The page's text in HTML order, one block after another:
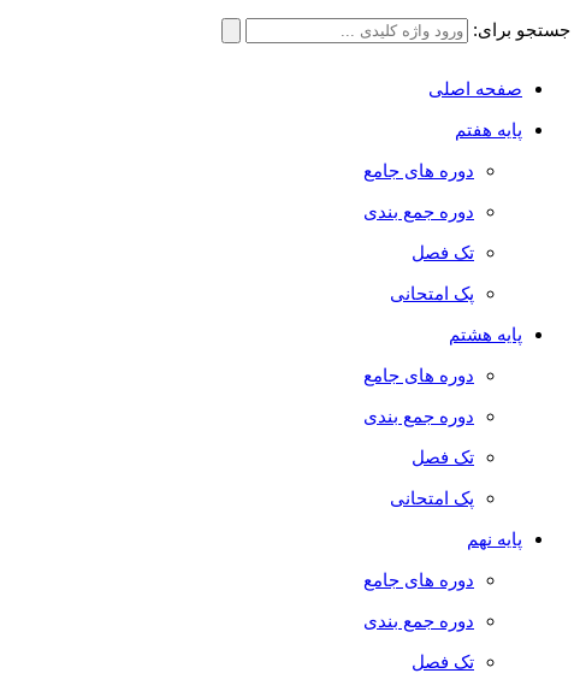
جستجو برای:
صفحه اصلی
پایه هفتم
دوره های جامع
دوره جمع بندی
تک فصل
پک امتحانی
پایه هشتم
دوره های جامع
دوره جمع بندی
تک فصل
پک امتحانی
پایه نهم
دوره های جامع
دوره جمع بندی
تک فصل